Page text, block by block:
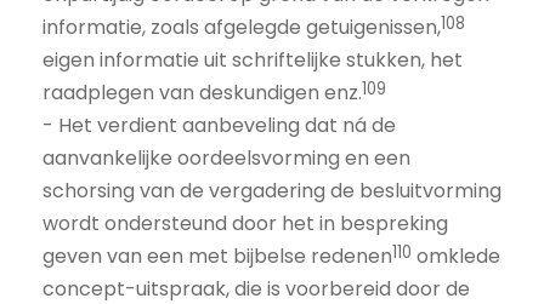
informatie, zoals afgelegde getuigenissen,108
eigen informatie uit schriftelijke stukken, het
raadplegen van deskundigen enz.109
- Het verdient aanbeveling dat ná de
aanvankelijke oordeelsvorming en een
schorsing van de vergadering de besluitvorming
wordt ondersteund door het in bespreking
geven van een met bijbelse redenen110 omklede
concept-uitspraak, die is voorbereid door de